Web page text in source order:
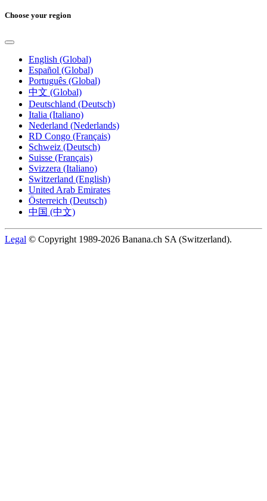
Choose your region
English (Global)
Español (Global)
Português (Global)
中文 (Global)
Deutschland (Deutsch)
Italia (Italiano)
Nederland (Nederlands)
RD Congo (Français)
Schweiz (Deutsch)
Suisse (Français)
Svizzera (Italiano)
Switzerland (English)
United Arab Emirates
Österreich (Deutsch)
中国 (中文)
Legal © Copyright 1989-2026 Banana.ch SA (Switzerland).